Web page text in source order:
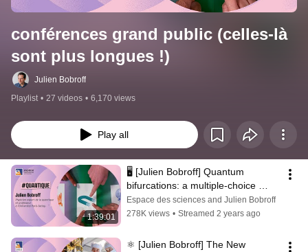
conférences grand public (celles-là
sont plus longues !)
Julien Bobroff
Playlist • 27 videos • 6,170 views
Play all
1:39:01
🖥️ [Julien Bobroff] Quantum
bifurcations: a multiple-choice
lecture
Espace des sciences and Julien Bobroff
278K views • Streamed 2 years ago
⚛️ [Julien Bobroff] The New